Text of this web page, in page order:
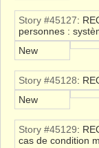
Story #45127:
personnes :
New
Story #45128:
New
Story #45129:
cas de condition